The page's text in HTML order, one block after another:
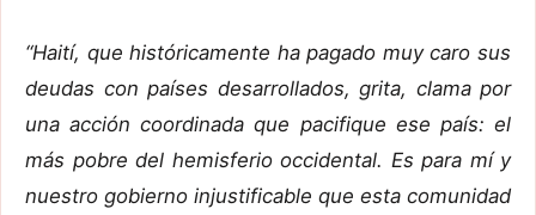
“Haití, que históricamente ha pagado muy caro sus
deudas con países desarrollados, grita, clama por
una acción coordinada que pacifique ese país: el
más pobre del hemisferio occidental. Es para mí y
nuestro gobierno injustificable que esta comunidad